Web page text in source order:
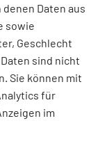
Daten aus
sowie
Geschlecht
sind nicht
Sie können mit
für
im